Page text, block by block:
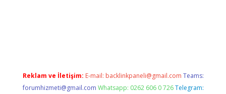
Reklam ve İletişim: E-mail: backlinkpaneli@gmail.com Teams:
forumhizmeti@gmail.com Whatsapp: 0262 606 0 726 Telegram: